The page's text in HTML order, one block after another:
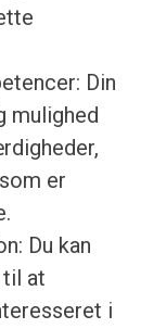
Din
mulighed
er
Du kan
at
i